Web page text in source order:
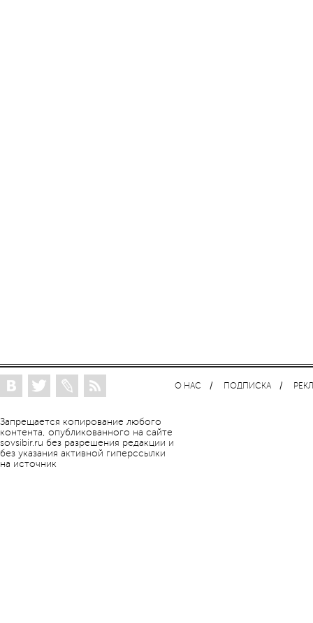
Запрещается копирование любого
контента, опубликованного на сайте
sovsibir.ru без разрешения редакции и
без указания активной гиперссылки
на источник
О НАС ПОДПИСКА